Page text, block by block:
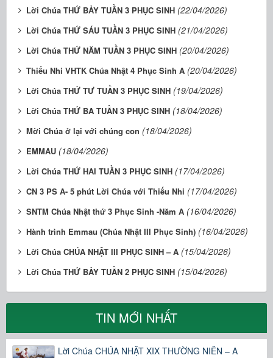
Lời Chúa THỨ BẢY TUẦN 3 PHỤC SINH (22/04/2026)
Lời Chúa THỨ SÁU TUẦN 3 PHỤC SINH (21/04/2026)
Lời Chúa THỨ NĂM TUẦN 3 PHỤC SINH (20/04/2026)
Thiếu Nhi VHTK Chúa Nhật 4 Phục Sinh A (20/04/2026)
Lời Chúa THỨ TƯ TUẦN 3 PHỤC SINH (19/04/2026)
Lời Chúa THỨ BA TUẦN 3 PHỤC SINH (18/04/2026)
Mời Chúa ở lại với chúng con (18/04/2026)
EMMAU (18/04/2026)
Lời Chúa THỨ HAI TUẦN 3 PHỤC SINH (17/04/2026)
CN 3 PS A- 5 phút Lời Chúa với Thiếu Nhi (17/04/2026)
SNTM Chúa Nhật thứ 3 Phục Sinh -Năm A (16/04/2026)
Hành trình Emmau (Chúa Nhật III Phục Sinh) (16/04/2026)
Lời Chúa CHÚA NHẬT III PHỤC SINH – A (15/04/2026)
Lời Chúa THỨ BẢY TUẦN 2 PHỤC SINH (15/04/2026)
TIN MỚI NHẤT
Lời Chúa CHÚA NHẬT XIX THƯỜNG NIÊN – A